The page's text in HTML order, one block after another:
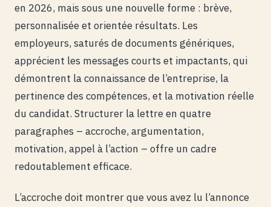
en 2026, mais sous une nouvelle forme : brève,
personnalisée et orientée résultats. Les
employeurs, saturés de documents génériques,
apprécient les messages courts et impactants, qui
démontrent la connaissance de l’entreprise, la
pertinence des compétences, et la motivation réelle
du candidat. Structurer la lettre en quatre
paragraphes – accroche, argumentation,
motivation, appel à l’action – offre un cadre
redoutablement efficace.
L’accroche doit montrer que vous avez lu l’annonce